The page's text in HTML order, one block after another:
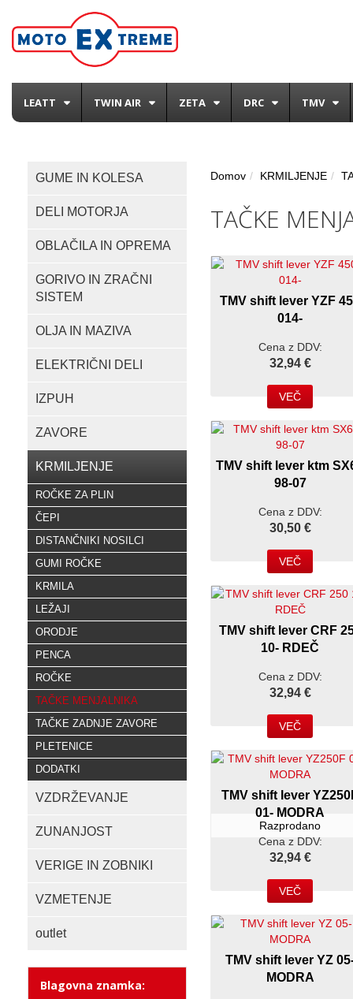
LEATT TWIN AIR ZETA DRC TMV
GUME IN KOLESA
DELI MOTORJA
OBLAČILA IN OPREMA
GORIVO IN ZRAČNI
SISTEM
OLJA IN MAZIVA
ELEKTRIČNI DELI
IZPUH
ZAVORE
KRMILJENJE
ROČKE ZA PLIN
ČEPI
DISTANČNIKI NOSILCI
GUMI ROČKE
KRMILA
LEŽAJI
ORODJE
PENCA
ROČKE
TAČKE MENJALNIKA
TAČKE ZADNJE ZAVORE
PLETENICE
DODATKI
VZDRŽEVANJE
ZUNANJOST
VERIGE IN ZOBNIKI
VZMETENJE
outlet
Blagovna znamka:
Domov KRMILJENJE
TAČKE
TMV shift lever YZF
014-
Cena z DDV:
32,94 €
VEČ
TMV shift lever ktm
98-07
Cena z DDV:
30,50 €
VEČ
TMV shift lever CRF
10- RDEČ
Cena z DDV:
32,94 €
VEČ
Razprodano
TMV shift lever
01- MODRA
Cena z DDV:
32,94 €
VEČ
TMV shift lever YZ
MODRA